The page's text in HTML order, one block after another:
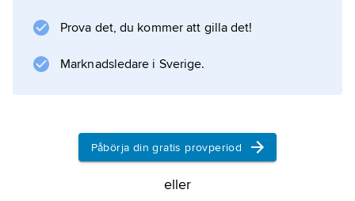
Information om artikeln
Prova det, du kommer att gilla det!
Marknadsledare i Sverige.
Påbörja din gratis provperiod
eller